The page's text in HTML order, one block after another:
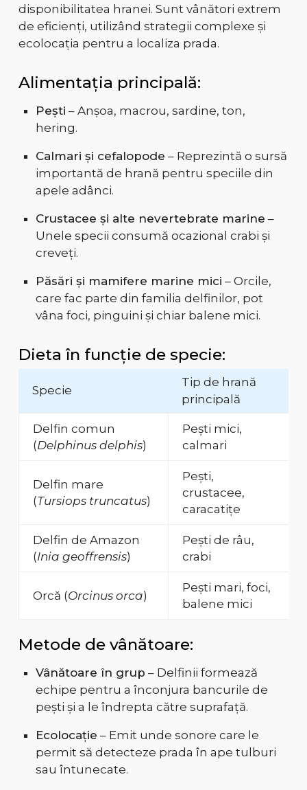
disponibilitatea hranei. Sunt vânători extrem
de eficienți, utilizând strategii complexe și
ecolocația pentru a localiza prada.
Alimentația principală:
Pești – Anșoa, macrou, sardine, ton,
hering.
Calmari și cefalopode – Reprezintă o sursă
importantă de hrană pentru speciile din
apele adânci.
Crustacee și alte nevertebrate marine –
Unele specii consumă ocazional crabi și
creveți.
Păsări și mamifere marine mici – Orcile,
care fac parte din familia delfinilor, pot
vâna foci, pinguini și chiar balene mici.
Dieta în funcție de specie:
Specie
Tip de hrană
principală
Delfin comun
(Delphinus delphis)
Pești mici,
calmari
Delfin mare
(Tursiops truncatus)
Pești,
crustacee,
caracatițe
Delfin de Amazon
(Inia geoffrensis)
Pești de râu,
crabi
Orcă (Orcinus orca)
Pești mari, foci,
balene mici
Metode de vânătoare:
Vânătoare în grup – Delfinii formează
echipe pentru a înconjura bancurile de
pești și a le îndrepta către suprafață.
Ecolocație – Emit unde sonore care le
permit să detecteze prada în ape tulburi
sau întunecate.